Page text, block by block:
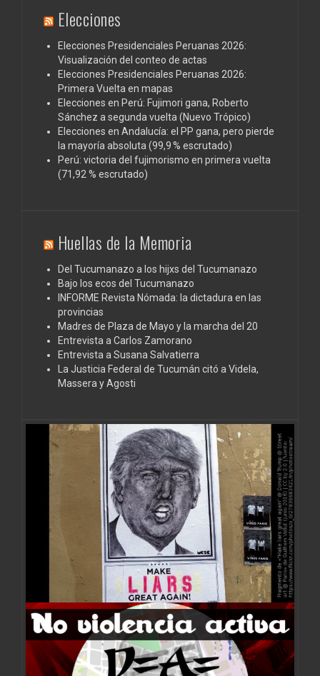
Elecciones
Elecciones Presidenciales Peruanas 2026:
Visualización del conteo de actas
Elecciones Presidenciales Peruanas 2026:
Primera Vuelta en mapas
Elecciones en Perú: Fujimori gana, Roberto
Sánchez a segunda vuelta (Nuevo Trópico)
Elecciones en Andalucía: el PP gana, pero pierde
la mayoría absoluta (99,9 % escrutado)
Perú: victoria del fujimorismo en primera vuelta
(71,92 % escrutado)
Huellas de la Memoria
Del Tucumanazo a los hijxs del Tucumanazo
Bajo los ecos del Tucumanazo
INFORME Revista Nómada: la dictadura en las
provincias
Madres de Plaza de Mayo y la marcha del 20
Entrevista a Carlos Zamorano
Entrevista a Susana Salvatierra
La Justicia Federal de Tucumán citó a Videla,
Massera y Agosti